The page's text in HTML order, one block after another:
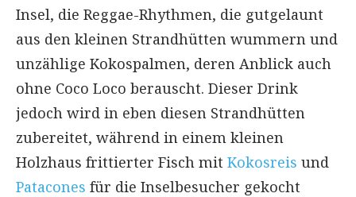
Insel, die Reggae-Rhythmen, die gutgelaunt
aus den kleinen Strandhütten wummern und
unzählige Kokospalmen, deren Anblick auch
ohne Coco Loco berauscht. Dieser Drink
jedoch wird in eben diesen Strandhütten
zubereitet, während in einem kleinen
Holzhaus frittierter Fisch mit Kokosreis und
Patacones für die Inselbesucher gekocht